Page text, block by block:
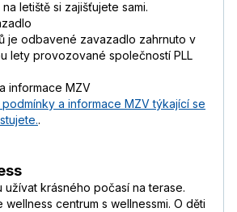
letiště si zajišťujete sami.
je odbavené zavazadlo zahrnuto v
lety provozované společností PLL
informace MZV
a informace MZV týkající se
.
užívat krásného počasí na terase.
centrum s wellnessmi. O děti